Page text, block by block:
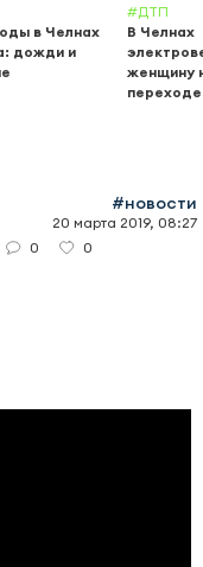
в Челнах
дожди и
#ДТП
В Челнах
женщину
переходе
#новости
20 марта 2019, 08:27
0 0